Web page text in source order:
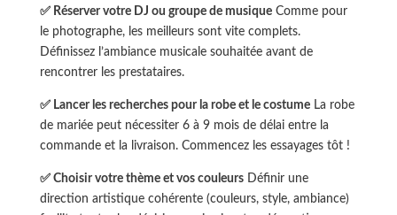
✅ Réserver votre DJ ou groupe de musiqueComme pour
le photographe, les meilleurs sont vite complets.
Définissez l’ambiance musicale souhaitée avant de
rencontrer les prestataires.
✅ Lancer les recherches pour la robe et le costumeLa robe
de mariée peut nécessiter 6 à 9 mois de délai entre la
commande et la livraison. Commencez les essayages tôt !
✅ Choisir votre thème et vos couleursDéfinir une
direction artistique cohérente (couleurs, style, ambiance)